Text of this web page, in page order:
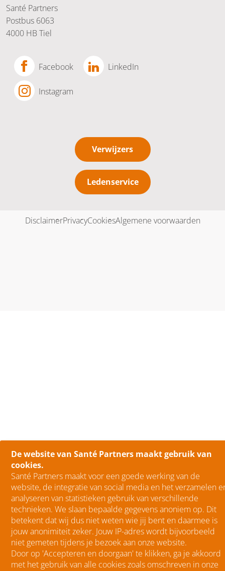
De website van Santé Partners maakt gebruik van
cookies.
Santé Partners maakt voor een goede werking van de
website, de integratie van social media en het verzamelen
analyseren van statistieken gebruik van verschillende
technieken. We slaan bepaalde gegevens anoniem op. Dit
betekent dat wij dus niet weten wie jij bent en daarmee is
jouw anonimiteit zeker. Jouw IP-adres wordt bijvoorbeeld
niet gemeten tijdens je bezoek aan onze website.
Door op 'Accepteren en doorgaan' te klikken, ga je akkoord
met het gebruik van alle cookies zoals omschreven in onze
Santé Partners
Postbus 6063
4000 HB Tiel
Facebook LinkedIn
Instagram
Verwijzers
Ledenservice
DisclaimerPrivacyCookiesAlgemene voorwaarden